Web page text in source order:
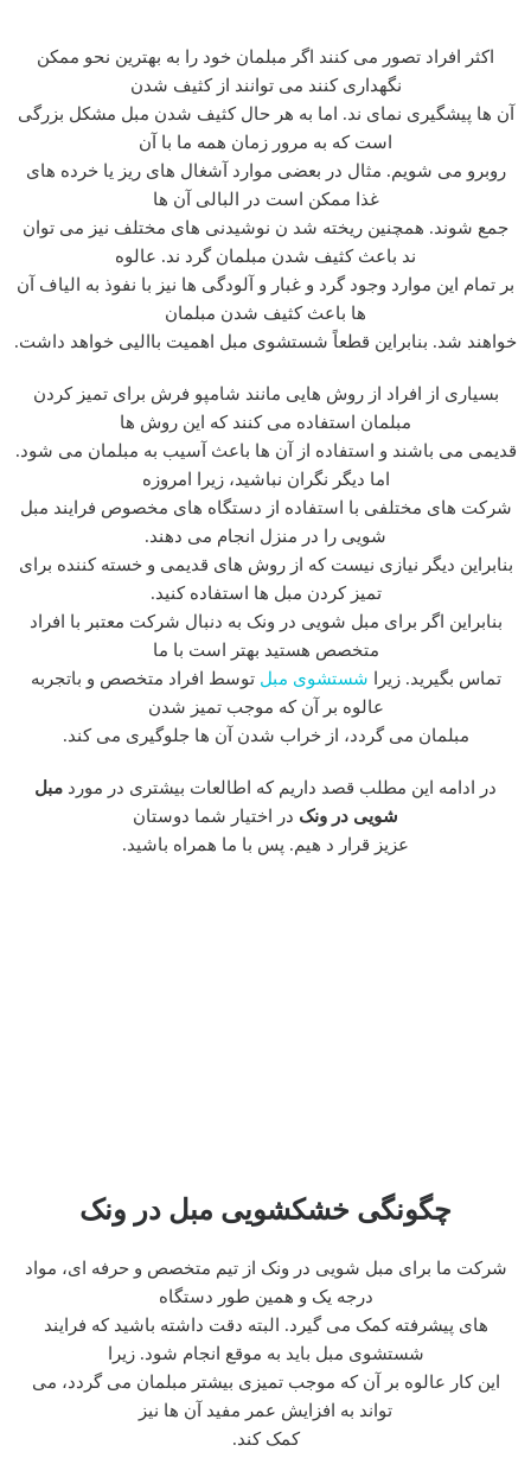
اکثر افراد تصور می کنند اگر مبلمان خود را به بهترین نحو ممکن
نگهداری کنند می توانند از کثیف شدن
آن ها پیشگیری نمای ند. اما به هر حال کثیف شدن مبل مشکل بزرگی
است که به مرور زمان همه ما با آن
روبرو می شویم. مثال در بعضی موارد آشغال های ریز یا خرده های
غذا ممکن است در البالی آن ها
جمع شوند. همچنین ریخته شد ن نوشیدنی های مختلف نیز می توان
ند باعث کثیف شدن مبلمان گرد ند. عالوه
بر تمام این موارد وجود گرد و غبار و آلودگی ها نیز با نفوذ به الیاف آن
ها باعث کثیف شدن مبلمان
خواهند شد. بنابراین قطعاً شستشوی مبل اهمیت باالیی خواهد داشت.
بسیاری از افراد از روش هایی مانند شامپو فرش برای تمیز کردن
مبلمان استفاده می کنند که این روش ها
قدیمی می باشند و استفاده از آن ها باعث آسیب به مبلمان می شود.
اما دیگر نگران نباشید، زیرا امروزه
شرکت های مختلفی با استفاده از دستگاه های مخصوص فرایند مبل
شویی را در منزل انجام می دهند.
بنابراین دیگر نیازی نیست که از روش های قدیمی و خسته کننده برای
تمیز کردن مبل ها استفاده کنید.
بنابراین اگر برای مبل شویی در ونک به دنبال شرکت معتبر با افراد
متخصص هستید بهتر است با ما
تماس بگیرید. زیرا شستشوی مبل توسط افراد متخصص و باتجربه
عالوه بر آن که موجب تمیز شدن
مبلمان می گردد، از خراب شدن آن ها جلوگیری می کند.
در ادامه این مطلب قصد داریم که اطالعات بیشتری در مورد مبل
شویی در ونک در اختیار شما دوستان
عزیز قرار د هیم. پس با ما همراه باشید.
چگونگی خشکشویی مبل در ونک
شرکت ما برای مبل شویی در ونک از تیم متخصص و حرفه ای، مواد
درجه یک و همین طور دستگاه
های پیشرفته کمک می گیرد. البته دقت داشته باشید که فرایند
شستشوی مبل باید به موقع انجام شود. زیرا
این کار عالوه بر آن که موجب تمیزی بیشتر مبلمان می گردد، می
تواند به افزایش عمر مفید آن ها نیز
کمک کند.